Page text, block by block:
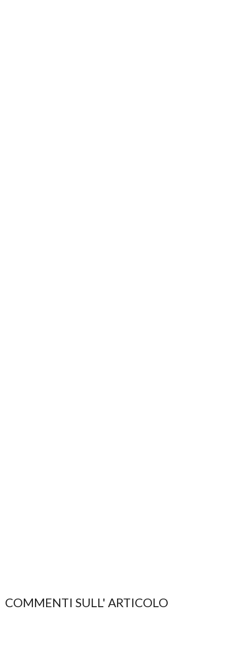
COMMENTI SULL' ARTICOLO